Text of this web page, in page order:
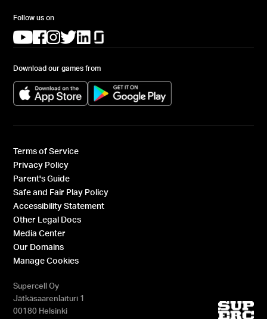
Follow us on
(opens in a new tab)
(opens in a new tab)
(opens in a new tab)
(opens in a new tab)
(opens in a new tab)
Download our games from
(opens in a new tab) (opens in a new tab)
Terms of Service
Privacy Policy
Parent's Guide
Safe and Fair Play Policy
Accessibility Statement
Other Legal Docs
Media Center
Our Domains
Manage Cookies
Supercell Oy
Jätkäsaarenlaituri 1
00180 Helsinki